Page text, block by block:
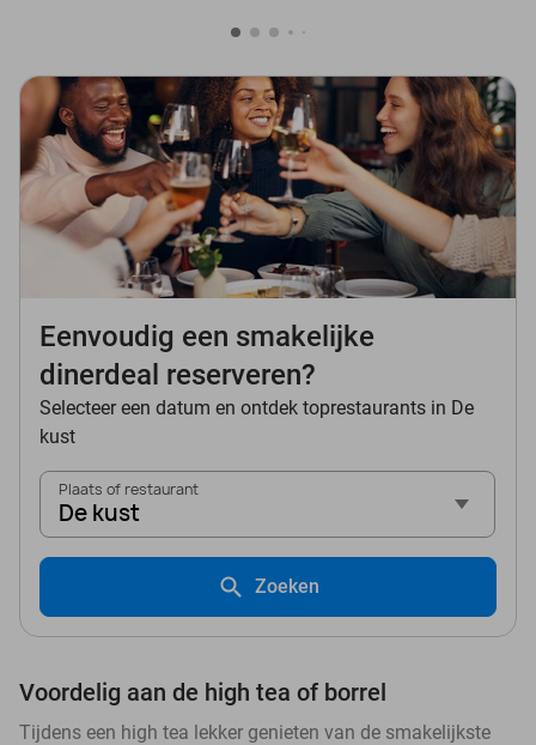
Eenvoudig een smakelijke
dinerdeal reserveren?
Selecteer een datum en ontdek toprestaurants in De
kust
Plaats of restaurant
De kust
Zoeken
Voordelig aan de high tea of borrel
Tijdens een high tea lekker genieten van de smakelijkste